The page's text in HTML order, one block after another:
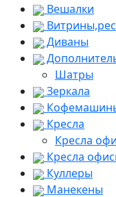
Вешалки
Диваны
Шатры
Зеркала
Кресла
Кресла
Кресла
Куллеры
Манекены